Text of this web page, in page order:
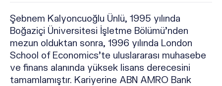
Şebnem Kalyoncuoğlu Ünlü, 1995 yılında
Boğaziçi Üniversitesi İşletme Bölümü’nden
mezun olduktan sonra, 1996 yılında London
School of Economics’te uluslararası muhasebe
ve finans alanında yüksek lisans derecesini
tamamlamıştır. Kariyerine ABN AMRO Bank